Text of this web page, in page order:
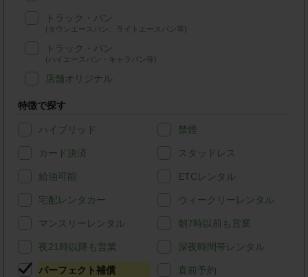
トラック・バン
(タウンエースバン、ライトエースバン等)
トラック・バン
(ハイエースバン・キャラバン等)
店舗オリジナル
特徴で探す
ハイブリッド 禁煙
カード決済 スタッドレス
給油可能 ETCレンタル
宅配レンタカー ウィークリーレンタル
マンスリーレンタル 朝7時以前も営業
夜21時以降も営業 深夜時間帯レンタル
パーフェクト補償 直前予約